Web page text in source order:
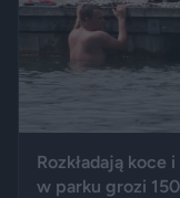
Rozkładają koce
w parku grozi